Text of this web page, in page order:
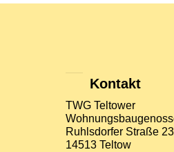
Kontakt
TWG Teltower
Ruhlsdorfer Straße 23
14513 Teltow